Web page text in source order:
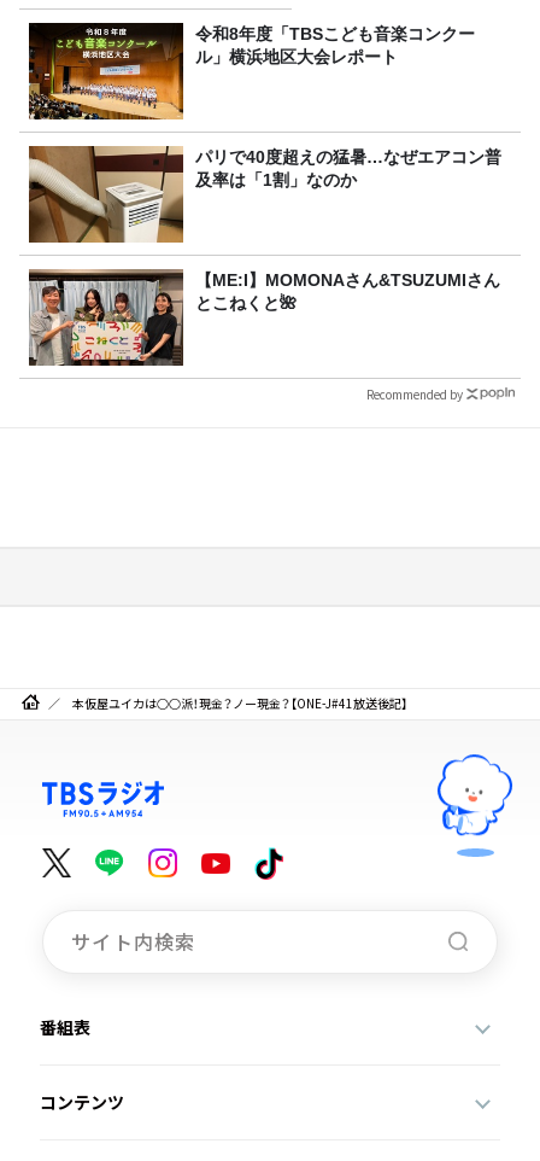
令和8年度「TBSこども音楽コンクー
ル」横浜地区大会レポート
パリで40度超えの猛暑…なぜエアコン普
及率は「1割」なのか
【ME:I】MOMONAさん&TSUZUMIさん
とこねくと🌺
Recommended by
本仮屋ユイカは○○派！現金？ノー現金？【ONE-J#41放送後記】
番組表
コンテンツ